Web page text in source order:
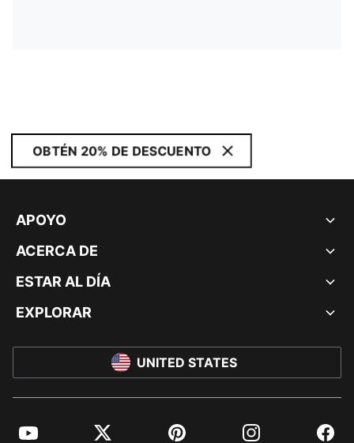
OBTÉN 20% DE DESCUENTO
APOYO
ACERCA DE
ESTAR AL DÍA
EXPLORAR
UNITED STATES
YouTube Twitter Pinterest Instagram